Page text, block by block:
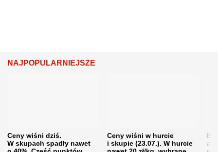
NAJPOPULARNIEJSZE
Ceny wiśni dziś.
W skupach spadły nawet
Ceny wiśni w hurcie
i skupie (23.07.). W hurcie